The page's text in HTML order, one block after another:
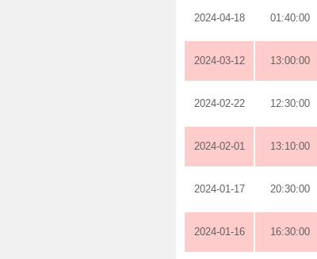
2024-04-18 01:40:00
2024-03-12 13:00:00
2024-02-22 12:30:00
2024-02-01 13:10:00
2024-01-17 20:30:00
2024-01-16 16:30:00